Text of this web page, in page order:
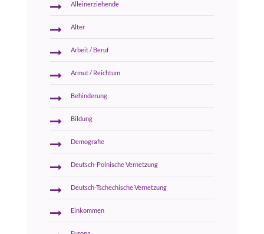
Alleinerziehende
Alter
Arbeit / Beruf
Armut / Reichtum
Behinderung
Bildung
Demografie
Deutsch-Polnische Vernetzung
Deutsch-Tschechische Vernetzung
Einkommen